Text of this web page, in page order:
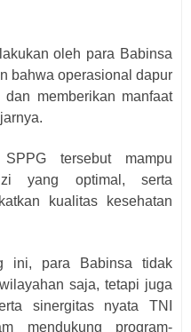
oleh para Babinsa
bahwa operasional dapur
memberikan manfaat
tersebut mampu
yang optimal, serta
kualitas kesehatan
ini, para Babinsa tidak
saja, tetapi juga
sinergitas nyata TNI
mendukung program-